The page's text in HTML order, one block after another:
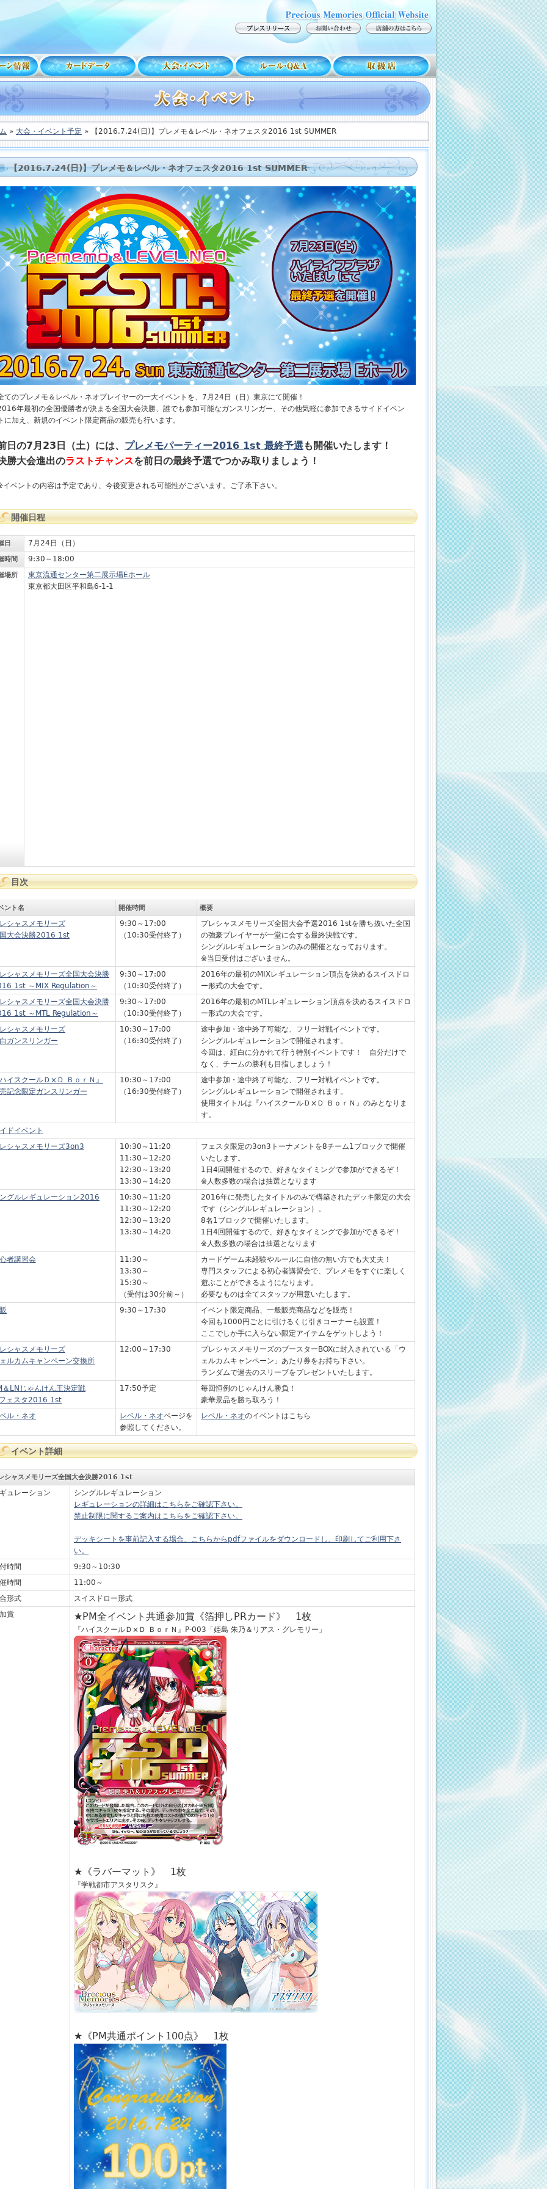
» 大会・イベント予定 » 【2016.7.24(日)】プレメモ＆レベル・ネオフェスタ2016 1st SUMMER
【2016.7.24(日)】プレメモ＆レベル・ネオフェスタ2016 1st SUMMER
てのプレメモ＆レベル・ネオプレイヤーの一大イベントを、7月24日（日）東京にて開催！
年最初の全国優勝者が決まる全国大会決勝、誰でも参加可能なガンスリンガー、その他気軽に参加できるサイドイベン
に加え、新規のイベント限定商品の販売も行います。
日の7月23日（土）には、 プレメモパーティー2016 1st 最終予選も開催いたします！
勝大会進出のラストチャンスを前日の最終予選でつかみ取りましょう！
ベントの内容は予定であり、今後変更される可能性がございます。ご了承下さい。
開催日程
日 7月24日（日）
時間 9:30～18:00
場所
東京流通センター第二展示場Eホール
東京都大田区平和島6-1-1
目次
ント名 開催時間 概要
シャスメモリーズ
大会決勝2016 1st
9:30～17:00
（10:30受付終了）
プレシャスメモリーズ全国大会予選2016 1stを勝ち抜いた全国
の強豪プレイヤーが一堂に会する最終決戦です。
シングルレギュレーションのみの開催となっております。
※当日受付はございません。
シャスメモリーズ全国大会決勝
1st ～MIX Regulation～
9:30～17:00
（10:30受付終了）
2016年の最初のMIXレギュレーション頂点を決めるスイスドロ
ー形式の大会です。
シャスメモリーズ全国大会決勝
1st ～MTL Regulation～
9:30～17:00
（10:30受付終了）
2016年の最初のMTLレギュレーション頂点を決めるスイスドロ
ー形式の大会です。
シャスメモリーズ
ガンスリンガー
10:30～17:00
（16:30受付終了）
途中参加・途中終了可能な、フリー対戦イベントです。
シングルレギュレーションで開催されます。
今回は、紅白に分かれて行う特別イベントです！ 自分だけで
なく、チームの勝利も目指しましょう！
イスクールＤ×Ｄ ＢｏｒＮ』
記念限定ガンスリンガー
10:30～17:00
（16:30受付終了）
途中参加・途中終了可能な、フリー対戦イベントです。
シングルレギュレーションで開催されます。
使用タイトルは『ハイスクールＤ×Ｄ ＢｏｒＮ』のみとなりま
す。
ドイベント
シャスメモリーズ3on3
10:30～11:20
11:30～12:20
12:30～13:20
13:30～14:20
フェスタ限定の3on3トーナメントを8チーム1ブロックで開催
いたします。
1日4回開催するので、好きなタイミングで参加ができるぞ！
※人数多数の場合は抽選となります
グルレギュレーション2016
10:30～11:20
11:30～12:20
12:30～13:20
13:30～14:20
2016年に発売したタイトルのみで構築されたデッキ限定の大会
です（シングルレギュレーション）。
8名1ブロックで開催いたします。
1日4回開催するので、好きなタイミングで参加ができるぞ！
※人数多数の場合は抽選となります
者講習会
11:30～
13:30～
15:30～
（受付は30分前～）
カードゲーム未経験やルールに自信の無い方でも大丈夫！
専門スタッフによる初心者講習会で、プレメモをすぐに楽しく
遊ぶことができるようになります。
必要なものは全てスタッフが用意いたします。
9:30～17:30
イベント限定商品、一般販売商品などを販売！
今回も1000円ごとに引けるくじ引きコーナーも設置！
ここでしか手に入らない限定アイテムをゲットしよう！
シャスメモリーズ
ルカムキャンペーン交換所
12:00～17:30
プレシャスメモリーズのブースターBOXに封入されている「ウ
ェルカムキャンペーン」あたり券をお持ち下さい。
ランダムで過去のスリーブをプレゼントいたします。
＆LNじゃんけん王決定戦
ェスタ2016 1st
17:50予定
毎回恒例のじゃんけん勝負！
豪華景品を勝ち取ろう！
ル・ネオ
レベル・ネオページを
参照してください。
レベル・ネオのイベントはこちら
イベント詳細
シャスメモリーズ全国大会決勝2016 1st
ュレーション
シングルレギュレーション
レギュレーションの詳細はこちらをご確認下さい。
禁止制限に関するご案内はこちらをご確認下さい。
デッキシートを事前記入する場合、こちらからpdfファイルをダウンロードし、印刷してご利用下さ
い。
時間
9:30～10:30
時間
11:00～
形式
スイスドロー形式
賞
★PM全イベント共通参加賞《箔押しPRカード》 1枚
『ハイスクールＤ×Ｄ ＢｏｒＮ』P-003「姫島 朱乃＆リアス・グレモリー」
★《ラバーマット》 1枚
『学戦都市アスタリスク』
★《PM共通ポイント100点》 1枚